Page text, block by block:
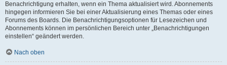
Benachrichtigung erhalten, wenn ein Thema aktualisiert wird. Abonnements
hingegen informieren Sie bei einer Aktualisierung eines Themas oder eines
Forums des Boards. Die Benachrichtigungsoptionen für Lesezeichen und
Abonnements können im persönlichen Bereich unter „Benachrichtigungen
einstellen“ geändert werden.
Nach oben